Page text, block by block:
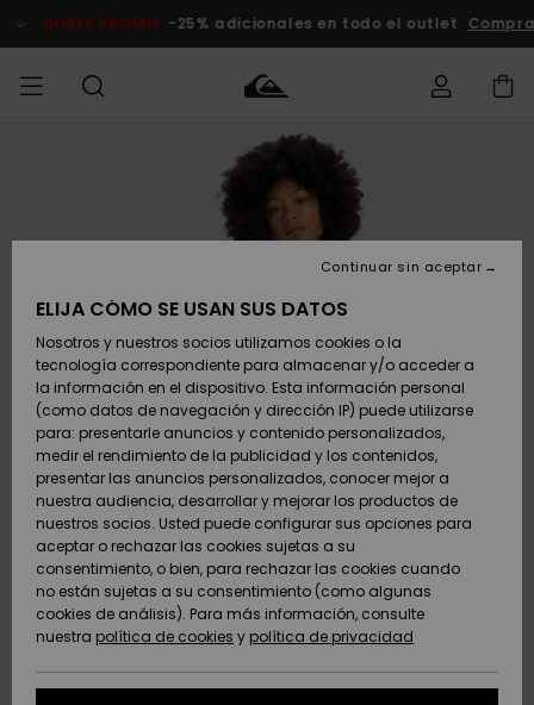
del
DOBLE PROMO -25% adicionales en todo el outlet Comprar
Ropa
Zapatos y
chanclas
Surf
Snow
Novedades
Destacados
Ropa
Zapatos y
chanclas
Surf
Snow
Novedades
Destacados
Shop
Destacados
Snow
SURF
Surf Shop
Hombre
Highlights
Comunidad
SNOW
Tienda
Snow
Hombre
Snow Niños
Tienda
Snow Mujer
Destacados
Comunidad
DOBLE
PROMO
Outlet
Hombre
Outlet
Mujer
AYUDA &
CONTACTO
Accede a tu
pedido
Envio
Devoluciones
Pago
Tarjeta de
regalo
Quiksilver
Freedom
Protección de
datos
personales
SOSTENIBILIDAD
ELIJA CÓMO SE USAN SUS DATOS
Nosotros y nuestros socios utilizamos cookies o la
tecnología correspondiente para almacenar y/o acceder a
la información en el dispositivo. Esta información personal
(como datos de navegación y dirección IP) puede utilizarse
para: presentarle anuncios y contenido personalizados,
medir el rendimiento de la publicidad y los contenidos,
presentar las anuncios personalizados, conocer mejor a
nuestra audiencia, desarrollar y mejorar los productos de
nuestros socios. Usted puede configurar sus opciones para
aceptar o rechazar las cookies sujetas a su
consentimiento, o bien, para rechazar las cookies cuando
no están sujetas a su consentimiento (como algunas
cookies de análisis). Para más información, consulte
nuestra política de cookies y política de privacidad
Continuar sin aceptar